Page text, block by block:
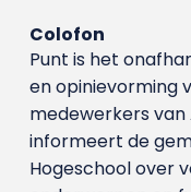
Colofon
Punt is het
en opinievorming
medewerkers van
informeert de
Hogeschool over